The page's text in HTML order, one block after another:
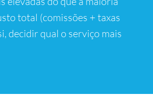
total (comissões + taxas
decidir qual o serviço mais